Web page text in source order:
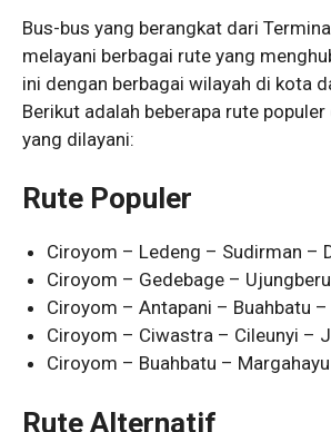
Bus-bus yang berangkat dari
melayani berbagai rute yang
ini dengan berbagai wilayah di kota
Berikut adalah beberapa rute
yang dilayani:
Rute Populer
Ciroyom – Ledeng – Sudirman –
Ciroyom – Gedebage –
Ciroyom – Antapani – Buahbatu –
Ciroyom – Ciwastra – Cileunyi –
Ciroyom – Buahbatu –
Rute Alternatif